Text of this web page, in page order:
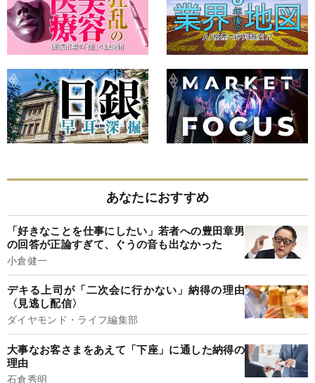
あなたにおすすめ
「好きなことを仕事にしたい」若者への豊田章男
の回答が正論すぎて、ぐうの音も出なかった
小倉健一
デキる上司が「二次会に行かない」納得の理由
〈見逃し配信〉
ダイヤモンド・ライフ編集部
大事なお客さまをあえて「下座」に通した納得の
理由
石倉秀明